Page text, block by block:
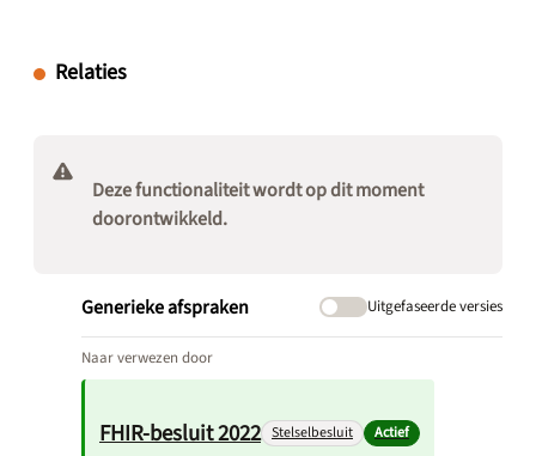
Relaties
Deze functionaliteit wordt op dit moment
doorontwikkeld.
Generieke afspraken Uitgefaseerde versies
Naar verwezen door
FHIR-besluit 2022 Stelselbesluit Actief